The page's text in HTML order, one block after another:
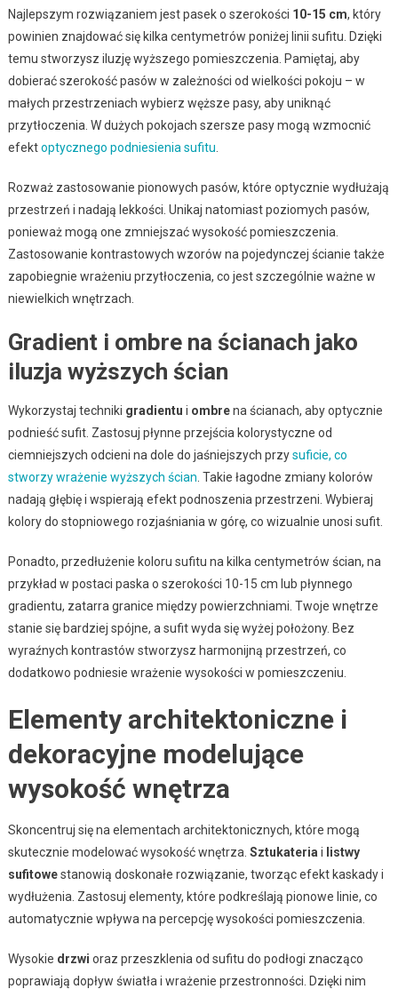
Najlepszym rozwiązaniem jest pasek o szerokości 10-15 cm, który
powinien znajdować się kilka centymetrów poniżej linii sufitu. Dzięki
temu stworzysz iluzję wyższego pomieszczenia. Pamiętaj, aby
dobierać szerokość pasów w zależności od wielkości pokoju – w
małych przestrzeniach wybierz węższe pasy, aby uniknąć
przytłoczenia. W dużych pokojach szersze pasy mogą wzmocnić
efektoptycznego podniesienia sufitu
Rozważ zastosowanie pionowych pasów, które optycznie wydłużają
przestrzeń i nadają lekkości. Unikaj natomiast poziomych pasów,
ponieważ mogą one zmniejszać wysokość pomieszczenia.
Zastosowanie kontrastowych wzorów na pojedynczej ścianie także
zapobiegnie wrażeniu przytłoczenia, co jest szczególnie ważne w
niewielkich wnętrzach.
Gradient i ombre na ścianach jako
iluzja wyższych ścian
Wykorzystaj techniki gradientu i ombrena ścianach, aby optycznie
podnieść sufit. Zastosuj płynne przejścia kolorystyczne od
ciemniejszych odcieni na dole do jaśniejszych przysuficie, co
stworzy wrażenie wyższych ścian . Takie łagodne zmiany kolorów
nadają głębię i wspierają efekt podnoszenia przestrzeni. Wybieraj
kolory do stopniowego rozjaśniania w górę, co wizualnie unosi sufit.
Ponadto, przedłużenie koloru sufitu na kilka centymetrów ścian, na
przykład w postaci paska o szerokości 10-15 cm lub płynnego
gradientu, zatarra granice między powierzchniami. Twoje wnętrze
stanie się bardziej spójne, a sufit wyda się wyżej położony. Bez
wyraźnych kontrastów stworzysz harmonijną przestrzeń, co
dodatkowo podniesie wrażenie wysokości w pomieszczeniu.
Elementy architektoniczne i
dekoracyjne modelujące
wysokość wnętrza
Skoncentruj się na elementach architektonicznych, które mogą
skutecznie modelować wysokość wnętrza. Sztukateria i listwy
sufitowestanowią doskonałe rozwiązanie, tworząc efekt kaskady i
wydłużenia. Zastosuj elementy, które podkreślają pionowe linie, co
automatycznie wpływa na percepcję wysokości pomieszczenia.
Wysokie drzwi oraz przeszklenia od sufitu do podłogi znacząco
poprawiają dopływ światła i wrażenie przestronności. Dzięki nim